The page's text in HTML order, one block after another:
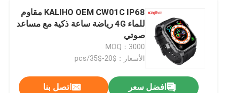
KALIHO OEM CW01C IP68 مقاوم
للماء 4G رياضة ساعة ذكية مع مساعد
صوتي
MOQ：3000
الأسعار：$20-$35/pcs
افضل سعر اتصل بنا